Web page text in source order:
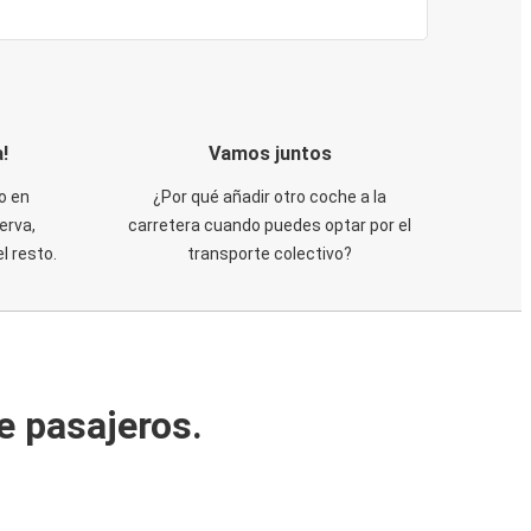
en
resto.
Vamos juntos
¿Por qué añadir otro coche a la
carretera cuando puedes optar por el
transporte colectivo?
pasajeros.